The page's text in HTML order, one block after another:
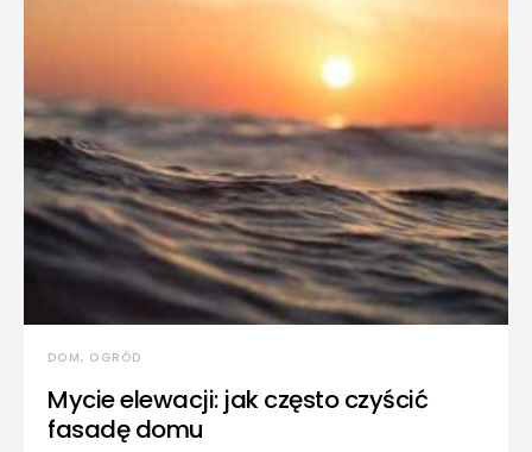
DOM, OGRÓD
Mycie elewacji: jak często czyścić
fasadę domu